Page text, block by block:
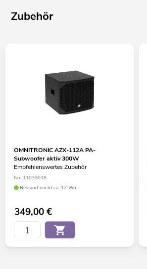
Zubehör
OMNITRONIC AZX-112A PA-
Subwoofer aktiv 300W
Empfehlenswertes Zubehör
No. 11039038
Bestand reicht ca. 12 Wo.
349,00€